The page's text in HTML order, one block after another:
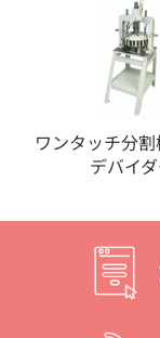
ワンタッチ分
デバイ